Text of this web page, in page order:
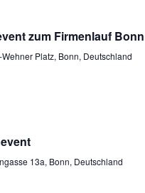
zum Firmenlauf Bonn
Platz, Bonn, Deutschland
13a, Bonn, Deutschland